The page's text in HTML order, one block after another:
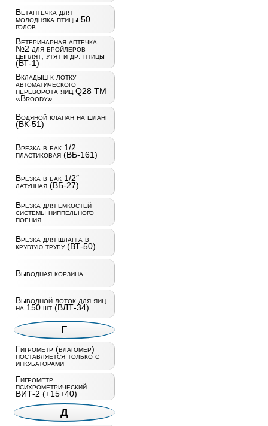
Ветаптечка для
молодняка птицы 50
голов
Ветеринарная аптечка
№2 для бройлеров
цыплят, утят и др. птицы
(ВТ-1)
Вкладыш к лотку
автоматического
переворота яиц Q28 ТМ
«Broody»
Водяной клапан на шланг
(ВК-51)
Врезка в бак 1/2
пластиковая (ВБ-161)
Врезка в бак 1/2″
латунная (ВБ-27)
Врезка для емкостей
системы ниппельного
поения
Врезка для шланга в
круглую трубу (ВТ-50)
Выводная корзина
Выводной лоток для яиц
на 150 шт (ВЛТ-34)
Г
Гигрометр (влагомер)
поставляется только с
инкубаторами
Гигрометр
психрометрический
ВИТ-2 (+15+40)
Д